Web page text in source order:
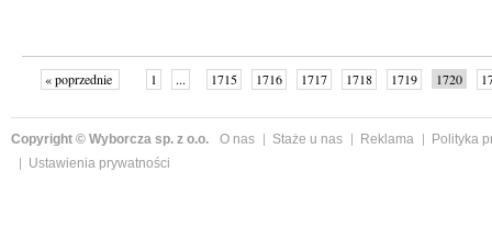
« poprzednie 1 ... 1715 1716 1717 1718 1719 1720
Copyright © Wyborcza sp. z o.o. O nas Staże u nas Reklama
Polityka
Ustawienia prywatności